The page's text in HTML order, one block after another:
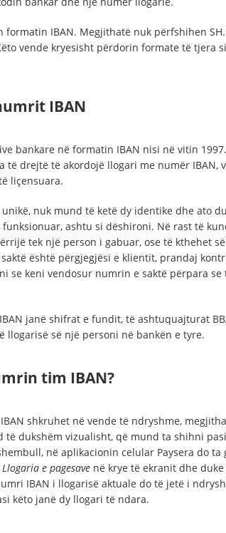
IBAN. Megjithatë nuk përfshihen
vende kryesisht përdorin formate të tjera si
IBAN
bankare në formatin IBAN nisi në vitin
të drejtë të akordojë llogari me numër IBAN,
liçensuara.
nuk mund të ketë dy identike dhe ato
ashtu si dëshironi. Në rast të
tek një person i gabuar, ose të kthehet
është përgjegjësi e klientit, prandaj
se keni vendosur numrin e saktë përpara se
janë shifrat e fundit, të ashtuquajturat
llogarisë së një personi në bankën e tyre.
tim IBAN?
shkruhet në vende të ndryshme,
të dukshëm vizualisht, që mund ta shihni
në aplikacionin celular Paysera do ta
Llogaria e pagesavenë krye të ekranit dhe
IBAN i llogarisë aktuale do të jetë i
këto janë dy llogari të ndara.